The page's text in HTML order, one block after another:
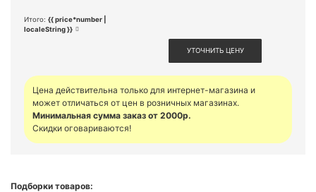
Итого: {{ price*number |
localeString }}
УТОЧНИТЬ ЦЕНУ
Цена действительна только для интернет-магазина и
может отличаться от цен в розничных магазинах.
Минимальная сумма заказ от 2000р.
Скидки оговариваются!
Подборки товаров: